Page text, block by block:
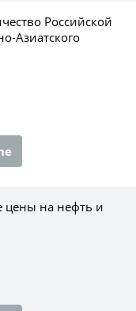
Российской
Азиатского
цены на нефть и